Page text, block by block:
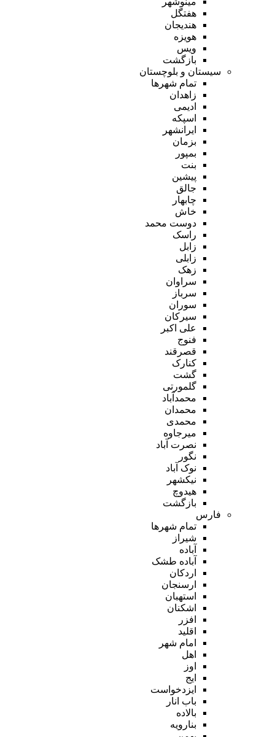
هفتگل
هندیجان
هویزه
ویس
بازگشت
سیستان و بلوچستان
تمام شهر‌ها
زاهدان
ادیمی
اسپکه
ایرانشهر
بزمان
بمپور
بنت
پیشین
جالق
چابهار
خاش
دوست محمد
راسک
زابل
زابلی
زهک
سراوان
سرباز
سوران
سیرکان
علی اکبر
فنوج
قصرقند
کنارک
گشت
گلمورتی
محمدآباد
محمدان
محمدی
میرجاوه
نصرت آباد
نگور
نوک آباد
نیکشهر
هیدوچ
بازگشت
فارس
تمام شهر‌ها
شیراز
آباده
آباده طشک
اردکان
ارسنجان
استهبان
اشکنان
افزر
اقلید
امام شهر
اهل
اوز
ایج
ایزدخواست
باب انار
بالاده
بنارویه